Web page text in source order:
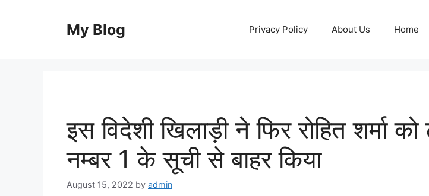
My Blog Privacy Policy About Us Home
इस विदेशी खिलाड़ी ने फिर रोहित शर्मा
नम्बर 1 के सूची से बाहर किया
August 15, 2022 by admin